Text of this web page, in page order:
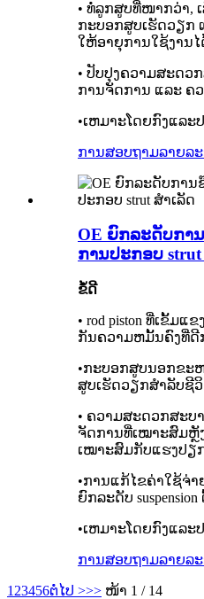
• ທໍ່ລູກສູບທີ່ໜາກວ່າ,
ກະບອກສູບເຮັດວຽກ
ໃຫ້ອາຍຸການໃຊ້ງານ
• ປັບປຸງຄວາມສະດວ
ການຈັດການ ແລະ ຄ
•ເຫມາະໂດຍກົງແລ
ການສອບຖາມລາຍລ
OE ຍົກລະດັບກາ
ການປະກອບ strut
ຂໍ້ດີ
• rod piston ທີ່ເຂັ້ມ
ກັນຄວາມຫມັ້ນຄົງທີ່ດີ
•ກະບອກສູບນອກຂະ
ສູບເຮັດວຽກສໍາລັບຊີ
• ຄວາມສະດວກສະບ
ຈັດການທີ່ເໝາະສົມຫຼັ
ເໝາະສົມກັບແຮງປຽ
•ການແກ້ໄຂຄ່າໃຊ້ຈ່
ຍົກລະດັບ
•ເຫມາະໂດຍກົງແລ
ການສອບຖາມລາຍລ
1 23456ຕໍ່ໄປ >>> ໜ້າ 1 / 14